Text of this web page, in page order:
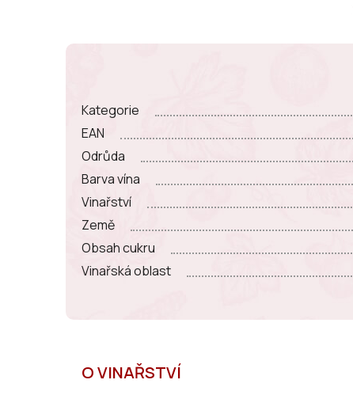
Kategorie
EAN
Odrůda
Barva vína
Vinařství
Země
Obsah cukru
Vinařská oblast